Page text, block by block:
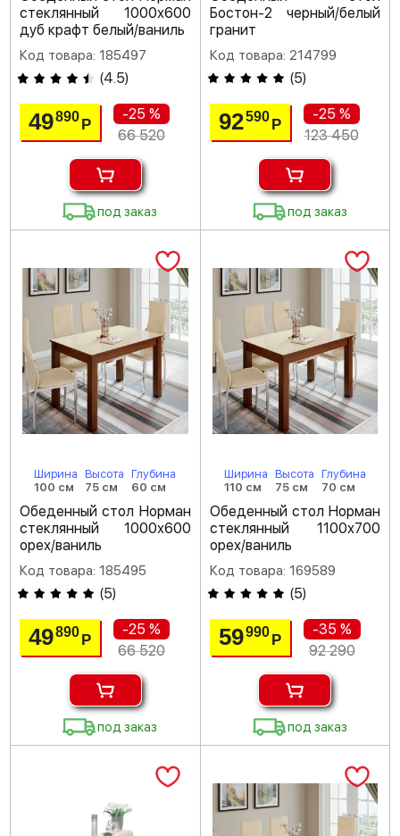
стеклянный 1000х600
дуб крафт белый/ваниль
Код товара: 185497
(4.5)
49890Р
-25 %
66 520
под заказ
Бостон-2 черный/белый
гранит
Код товара: 214799
(5)
92590 Р
-25 %
123 450
под заказ
Ширина
100 см
Высота
75 см
Глубина
60 см
Обеденный стол Норман
стеклянный 1000х600
орех/ваниль
Код товара: 185495
(5)
49890Р
-25 %
66 520
под заказ
Ширина
110 см
Высота
75 см
Глубина
70 см
Обеденный стол Норман
стеклянный 1100х700
орех/ваниль
Код товара: 169589
(5)
59990 Р
-35 %
92 290
под заказ